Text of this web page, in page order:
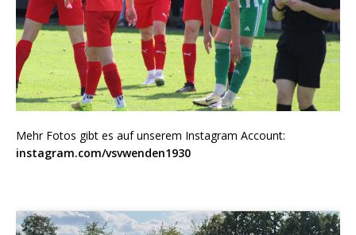
Mehr Fotos gibt es auf unserem Instagram Account:
instagram.com/vsvwenden1930